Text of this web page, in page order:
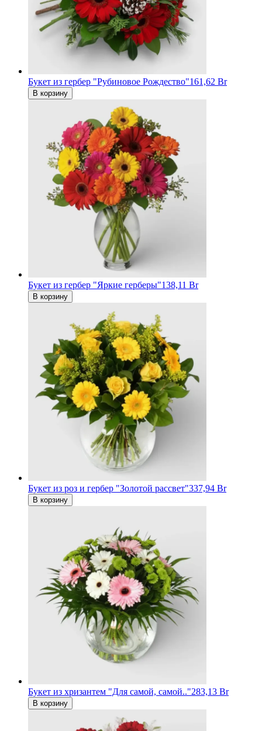
Букет из гербер "Рубиновое Рождество"161,62 Br
В корзину
Букет из гербер "Яркие герберы"138,11 Br
В корзину
Букет из роз и гербер "Золотой рассвет"337,94 Br
В корзину
Букет из хризантем "Для самой, самой.."283,13 Br
В корзину